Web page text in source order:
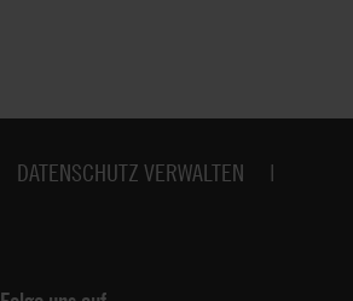
DATENSCHUTZ VERWALTEN